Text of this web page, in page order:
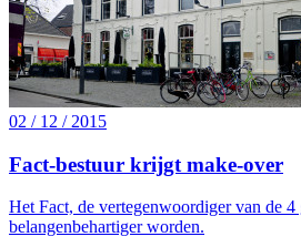
02 / 12 / 2015
Fact-bestuur krijgt make-over
Het Fact, de vertegenwoordiger van de
belangenbehartiger worden.